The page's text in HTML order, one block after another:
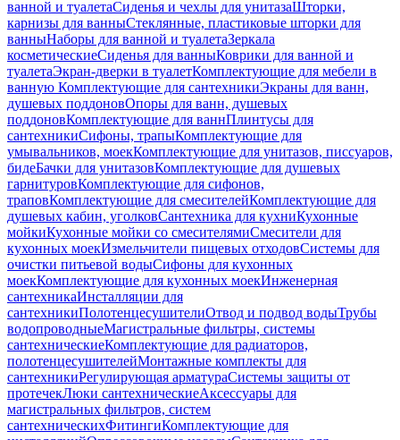
ванной и туалетаСиденья и чехлы для унитазаШторки,
карнизы для ванныСтеклянные, пластиковые шторки для
ванныНаборы для ванной и туалетаЗеркала
косметическиеСиденья для ванныКоврики для ванной и
туалетаЭкран-дверки в туалетКомплектующие для мебели в
ванную Комплектующие для сантехникиЭкраны для ванн,
душевых поддоновОпоры для ванн, душевых
поддоновКомплектующие для ваннПлинтусы для
сантехникиСифоны, трапыКомплектующие для
умывальников, моекКомплектующие для унитазов, писсуаров,
бидеБачки для унитазовКомплектующие для душевых
гарнитуровКомплектующие для сифонов,
траповКомплектующие для смесителейКомплектующие для
душевых кабин, уголковСантехника для кухниКухонные
мойкиКухонные мойки со смесителямиСмесители для
кухонных моекИзмельчители пищевых отходовСистемы для
очистки питьевой водыСифоны для кухонных
моекКомплектующие для кухонных моекИнженерная
сантехникаИнсталляции для
сантехникиПолотенцесушителиОтвод и подвод водыТрубы
водопроводныеМагистральные фильтры, системы
сантехническиеКомплектующие для радиаторов,
полотенцесушителейМонтажные комплекты для
сантехникиРегулирующая арматураСистемы защиты от
протечекЛюки сантехническиеАксессуары для
магистральных фильтров, систем
сантехническихФитингиКомплектующие для